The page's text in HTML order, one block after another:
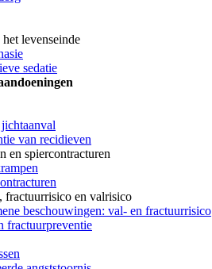
levenseinde
sedatie
van recidieven
en spiercontracturen
fractuurrisico en valrisico
beschouwingen: val- en fractuurrisico
fractuurpreventie